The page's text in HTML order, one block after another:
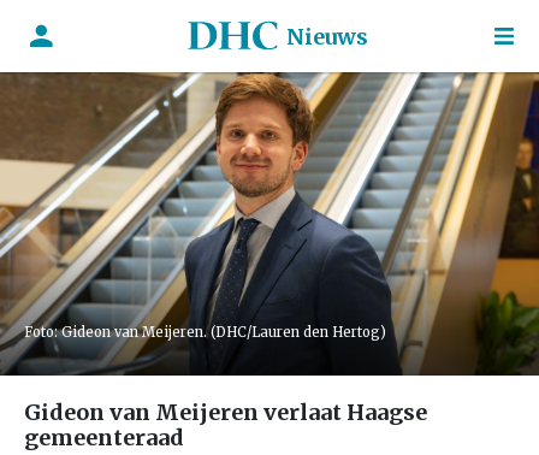
Nieuws
Foto: Gideon van Meijeren. (DHC/Lauren den Hertog)
Gideon van Meijeren verlaat Haagse
gemeenteraad